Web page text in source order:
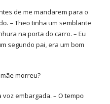
de me mandarem para o
– Theo tinha um semblante
na porta do carro. – Eu
segundo pai, era um bom
morreu?
voz embargada. – O tempo